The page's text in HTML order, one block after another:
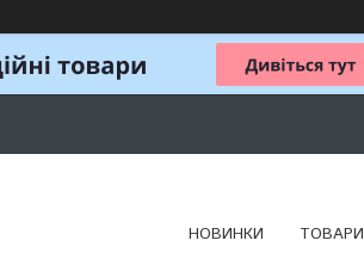
НОВИНКИ ТОВАРИ